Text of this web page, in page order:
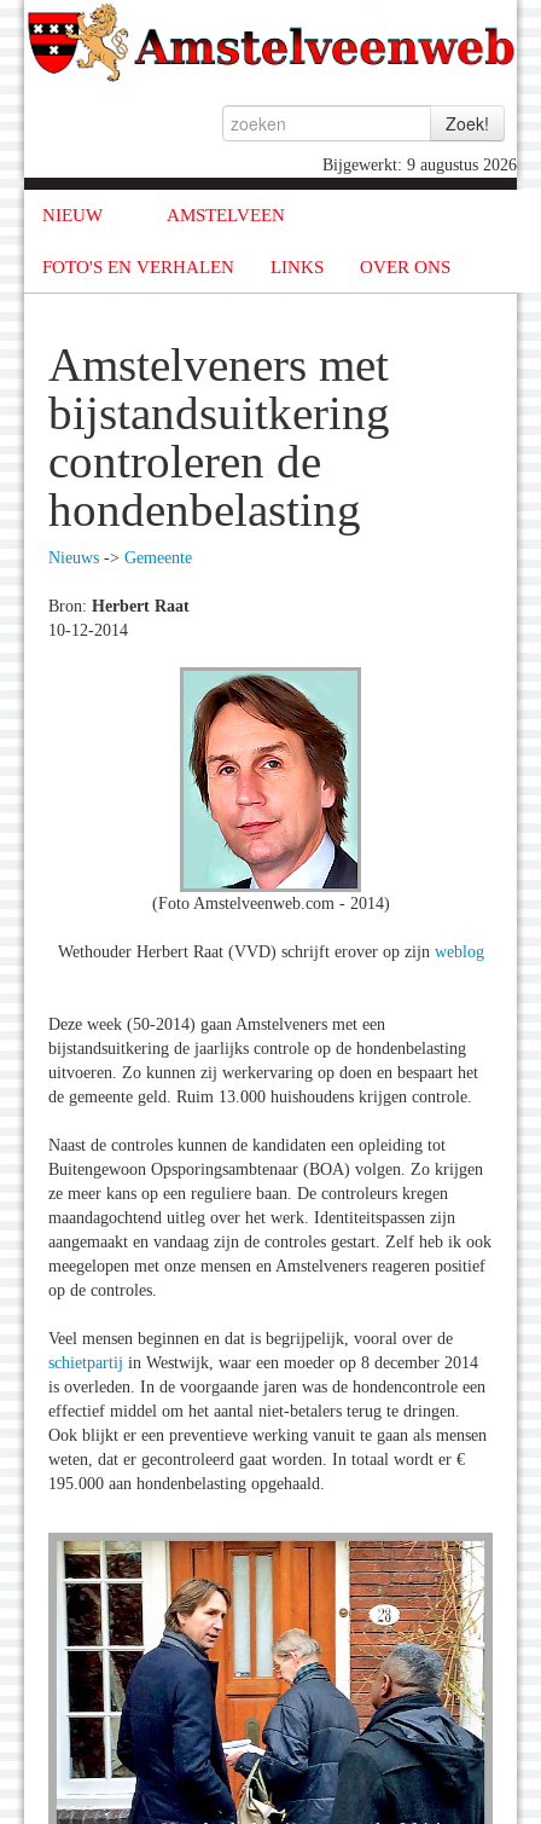
Bijgewerkt: 9 augustus 2026
NIEUW AMSTELVEEN
FOTO'S EN VERHALEN LINKS OVER ONS
Amstelveners met
bijstandsuitkering
controleren de
hondenbelasting
Nieuws -> Gemeente
Bron: Herbert Raat
10-12-2014
(Foto Amstelveenweb.com - 2014)
Wethouder Herbert Raat (VVD) schrijft erover op zijn weblog
Deze week (50-2014) gaan Amstelveners met een
bijstandsuitkering de jaarlijks controle op de hondenbelasting
uitvoeren. Zo kunnen zij werkervaring op doen en bespaart het
de gemeente geld. Ruim 13.000 huishoudens krijgen controle.
Naast de controles kunnen de kandidaten een opleiding tot
Buitengewoon Opsporingsambtenaar (BOA) volgen. Zo krijgen
ze meer kans op een reguliere baan. De controleurs kregen
maandagochtend uitleg over het werk. Identiteitspassen zijn
aangemaakt en vandaag zijn de controles gestart. Zelf heb ik ook
meegelopen met onze mensen en Amstelveners reageren positief
op de controles.
Veel mensen beginnen en dat is begrijpelijk, vooral over de
schietpartij in Westwijk, waar een moeder op 8 december 2014
is overleden. In de voorgaande jaren was de hondencontrole een
effectief middel om het aantal niet-betalers terug te dringen.
Ook blijkt er een preventieve werking vanuit te gaan als mensen
weten, dat er gecontroleerd gaat worden. In totaal wordt er €
195.000 aan hondenbelasting opgehaald.